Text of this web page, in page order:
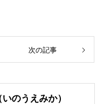
次の記事
のうえみか）